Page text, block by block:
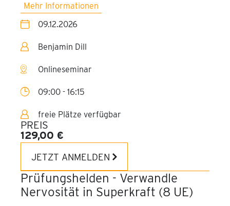
Mehr Informationen
09.12.2026
Benjamin Dill
Onlineseminar
09:00 - 16:15
freie Plätze verfügbar
PREIS
129,00 €
JETZT ANMELDEN
Prüfungshelden - Verwandle
Nervosität in Superkraft (8 UE)